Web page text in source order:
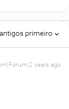
primeiro
years ago